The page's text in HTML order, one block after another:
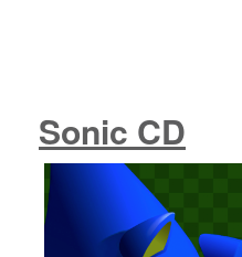
Sonic CD